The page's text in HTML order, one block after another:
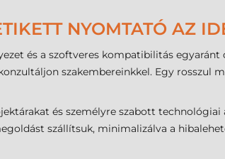
NYOMTATÓ AZ
és a szoftveres kompatibilitás egyaránt
szakembereinkkel. Egy rosszul
és személyre szabott
szállítsuk, minimalizálva a